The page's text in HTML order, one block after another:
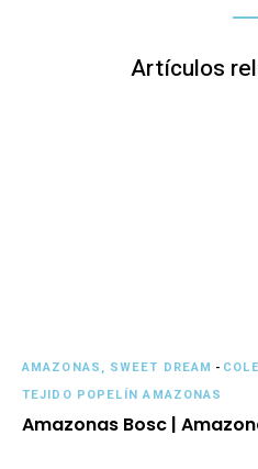
Artículos
AMAZONAS, SWEET DREAM -
TEJIDO POPELÍN AMAZONAS
Amazonas Bosc |